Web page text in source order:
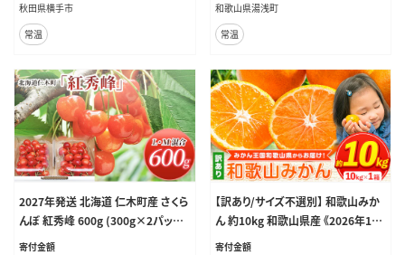
秋田県横手市
常温
和歌山県湯浅町
常温
2027年発送 北海道 仁木町産 さくら
んぼ 紅秀峰 600g (300g×2パック)
L-Mサイズ 混合 旬 桜桃 産地直送 サ
寄付金額
【訳あり/サイズ不選別】 和歌山みか
ん 約10kg 和歌山県産 《2026年11
月中旬-1月中旬頃出荷》たっぷり ご
寄付金額